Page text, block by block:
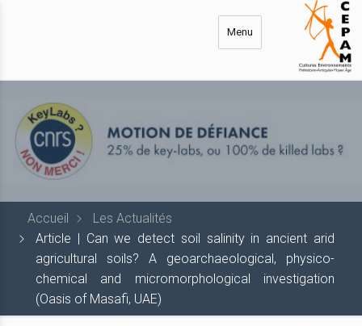
Menu
Accueil
Les Actualités
Article | Can we detect soil salinity in ancient arid
agricultural soils? A geoarchaeological, physico-
chemical and micromorphological investigation
(Oasis of Masafi, UAE)